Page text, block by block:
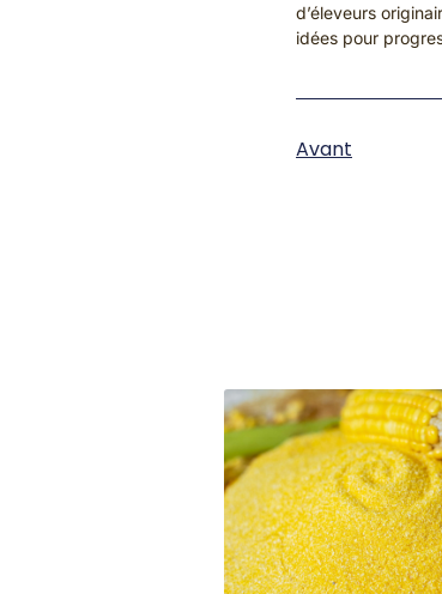
d’éleveurs
idées pour
Avant